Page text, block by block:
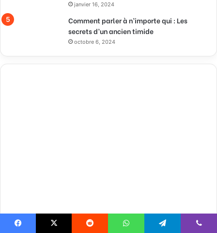
janvier 16, 2024
Comment parler à n’importe qui : Les
secrets d’un ancien timide
octobre 6, 2024